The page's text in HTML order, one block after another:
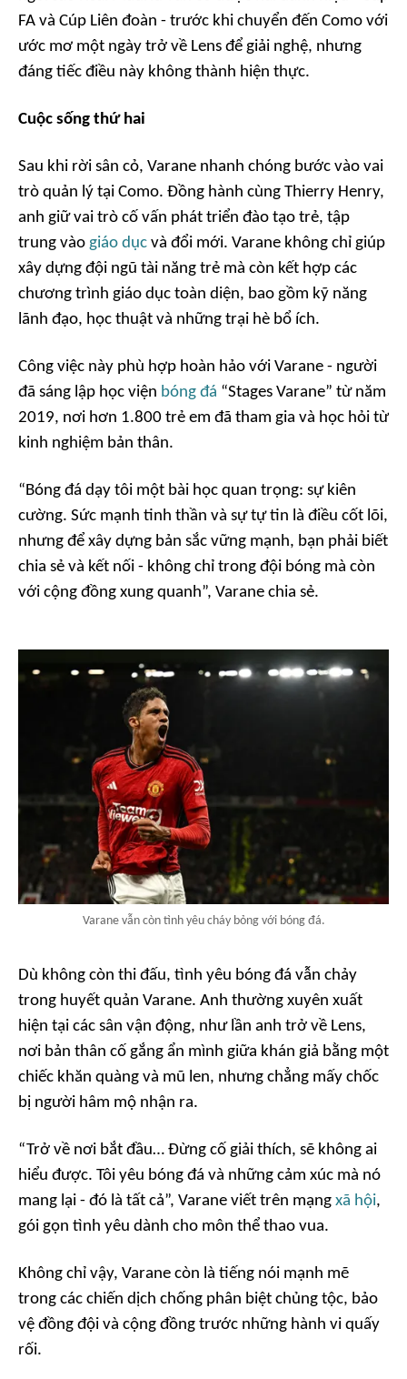
FA và Cúp Liên đoàn - trước khi chuyển đến Como với
ước mơ một ngày trở về Lens để giải nghệ, nhưng
đáng tiếc điều này không thành hiện thực.
Cuộc sống thứ hai
Sau khi rời sân cỏ, Varane nhanh chóng bước vào vai
trò quản lý tại Como. Đồng hành cùng Thierry Henry,
anh giữ vai trò cố vấn phát triển đào tạo trẻ, tập
trung vào giáo dục và đổi mới. Varane không chỉ giúp
xây dựng đội ngũ tài năng trẻ mà còn kết hợp các
chương trình giáo dục toàn diện, bao gồm kỹ năng
lãnh đạo, học thuật và những trại hè bổ ích.
Công việc này phù hợp hoàn hảo với Varane - người
đã sáng lập học viện bóng đá “Stages Varane” từ năm
2019, nơi hơn 1.800 trẻ em đã tham gia và học hỏi từ
kinh nghiệm bản thân.
“Bóng đá dạy tôi một bài học quan trọng: sự kiên
cường. Sức mạnh tinh thần và sự tự tin là điều cốt lõi,
nhưng để xây dựng bản sắc vững mạnh, bạn phải biết
chia sẻ và kết nối - không chỉ trong đội bóng mà còn
với cộng đồng xung quanh”, Varane chia sẻ.
Varane vẫn còn tình yêu cháy bỏng với bóng đá.
Dù không còn thi đấu, tình yêu bóng đá vẫn chảy
trong huyết quản Varane. Anh thường xuyên xuất
hiện tại các sân vận động, như lần anh trở về Lens,
nơi bản thân cố gắng ẩn mình giữa khán giả bằng một
chiếc khăn quàng và mũ len, nhưng chẳng mấy chốc
bị người hâm mộ nhận ra.
“Trở về nơi bắt đầu… Đừng cố giải thích, sẽ không ai
hiểu được. Tôi yêu bóng đá và những cảm xúc mà nó
mang lại - đó là tất cả”, Varane viết trên mạng xã hội,
gói gọn tình yêu dành cho môn thể thao vua.
Không chỉ vậy, Varane còn là tiếng nói mạnh mẽ
trong các chiến dịch chống phân biệt chủng tộc, bảo
vệ đồng đội và cộng đồng trước những hành vi quấy
rối.